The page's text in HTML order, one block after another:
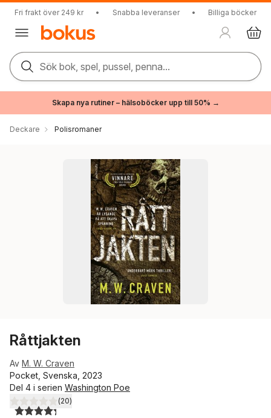
Fri frakt över 249 kr • Snabba leveranser • Billiga böcker
Sök bok, spel, pussel, penna...
Skapa nya rutiner – hälsoböcker upp till 50% →
Deckare Polisromaner
Råttjakten
Av M. W. Craven
Pocket, Svenska, 2023
Del 4 i serien Washington Poe
4,3utav 5 stjärnor. Totalt antal röster:
(20)